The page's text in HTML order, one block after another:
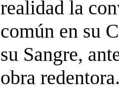
realidad la
común en su
su Sangre,
obra